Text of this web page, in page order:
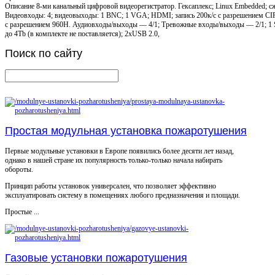
Описание 8-ми канальный цифровой видеорегистратор. Гексаплекс; Linux Embedded;
Видеовходы: 4; видеовыходы: 1 BNC; 1 VGA; HDMI; запись 200к/с с разрешением
с разрешением 960H. Аудиовходы/выходы — 4/1; Тревожные входы/выходы — 2/1; 1
до 4Tb (в комплекте не поставляется); 2хUSB 2.0,
Поиск по сайту
Простая модульная установка пожаротушения
Первые модульные установки в Европе появились более десяти лет назад,
однако в нашей стране их популярность только-только начала набирать
обороты.
Принцип работы установок универсален, что позволяет эффективно
эксплуатировать систему в помещениях любого предназначения и площади.
Простые ...
Газовые установки пожаротушения